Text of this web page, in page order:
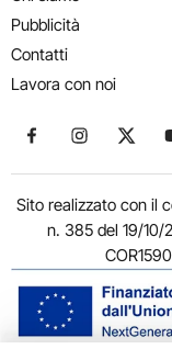
Pubblicità
Contatti
Lavora con noi
Seguici suSeguici su
Sito realizzato con il
n. 385 del 19/10/